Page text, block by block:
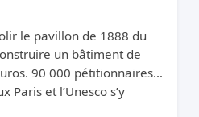
le pavillon de 1888 du
un bâtiment de
90 000 pétitionnaires,
Paris et l’Unesco s’y